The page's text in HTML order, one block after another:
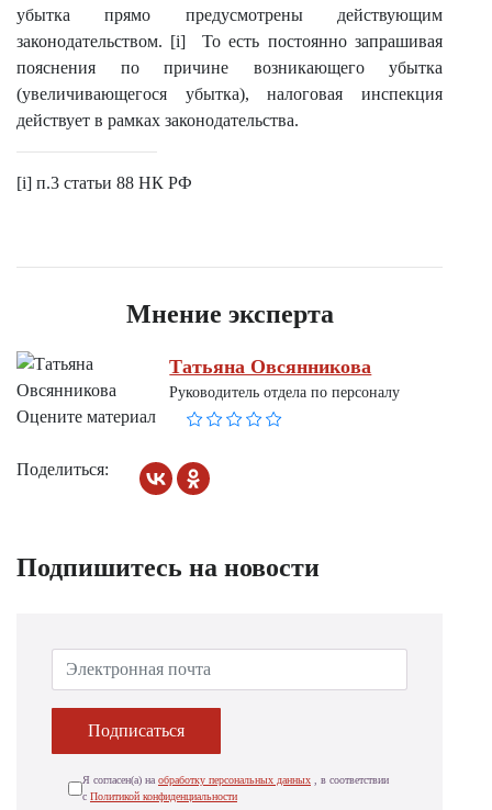
убытка прямо предусмотрены действующим
законодательством. [i] То есть постоянно запрашивая
пояснения по причине возникающего убытка
(увеличивающегося убытка), налоговая инспекция
действует в рамках законодательства.
[i] п.3 статьи 88 НК РФ
Мнение эксперта
Татьяна Овсянникова
Руководитель отдела по персоналу
Оцените материал
Поделиться:
Подпишитесь на новости
Подписаться
Я согласен(а) на обработку персональных данных , в соответствии
с Политикой конфиденциальности